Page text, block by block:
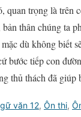
quan trọng là trên
bản thân chúng ta
dù không biết
bước tiếp con
thủ thách đã giúp
văn 12, Ôn thi,